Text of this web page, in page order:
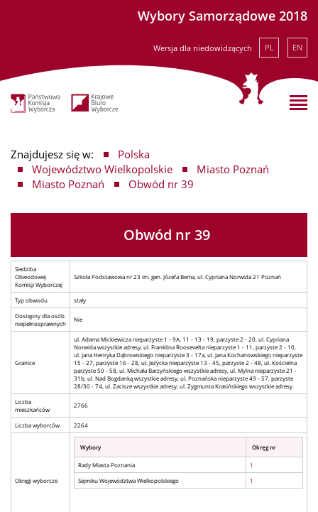
Wybory Samorządowe 2018
Wersja dla niedowidzących PL EN
Znajdujesz się w:
Polska
Województwo Wielkopolskie
Miasto Poznań
Miasto Poznań
Obwód nr 39
Obwód nr 39
Siedziba
Obwodowej
Komisji Wyborczej
Szkoła Podstawowa nr 23 im. gen. Józefa Bema, ul. Cypriana Norwida 21 Poznań
Typ obwodu
stały
Dostępny dla osób
niepełnosprawnych
Nie
Granice
ul. Adama Mickiewicza nieparzyste 1 - 9A, 11 - 13 - 19, parzyste 2 - 20, ul. Cypriana
Norwida wszystkie adresy, ul. Franklina Roosevelta nieparzyste 1 - 11, parzyste 2 - 10,
ul. Jana Henryka Dąbrowskiego nieparzyste 3 - 17a, ul. Jana Kochanowskiego nieparzyste
15 - 27, parzyste 16 - 28, ul. Jeżycka nieparzyste 13 - 45, parzyste 2 - 48, ul. Kościelna
parzyste 50 - 58, ul. Michała Barzyńskiego wszystkie adresy, ul. Mylna nieparzyste 21 -
31b, ul. Nad Bogdanką wszystkie adresy, ul. Poznańska nieparzyste 49 - 57, parzyste
28/30 - 74, ul. Zacisze wszystkie adresy, ul. Zygmunta Krasińskiego wszystkie adresy
Liczba
mieszkańców
2766
Liczba wyborców 2264
Okręgi wyborcze
Wybory Okręg nr
Rady Miasta Poznania
1
Sejmiku Województwa Wielkopolskiego
1